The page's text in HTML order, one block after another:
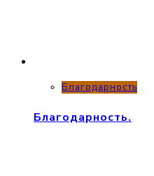
Благодарность
Благодарность.